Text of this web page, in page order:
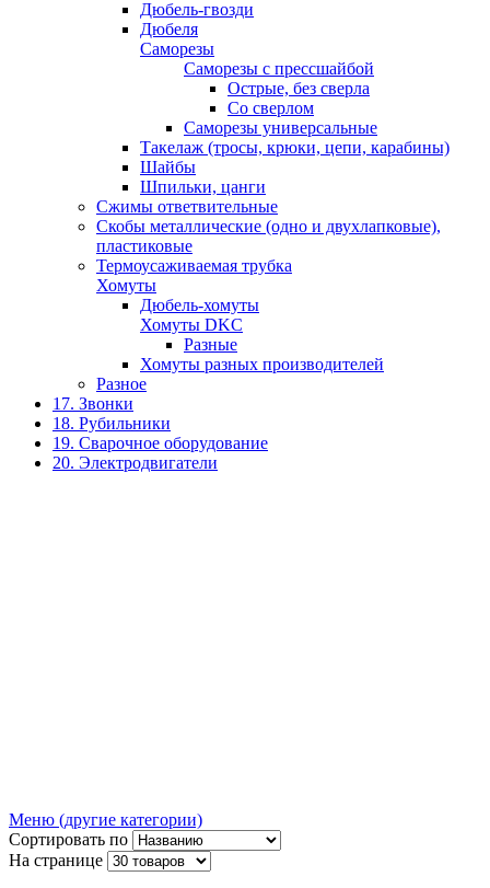
Дюбель-гвозди
Дюбеля
Саморезы
Саморезы с прессшайбой
Острые, без сверла
Со сверлом
Саморезы универсальные
Такелаж (тросы, крюки, цепи, карабины)
Шайбы
Шпильки, цанги
Сжимы ответвительные
Скобы металлические (одно и двухлапковые),
пластиковые
Термоусаживаемая трубка
Хомуты
Дюбель-хомуты
Хомуты DKC
Разные
Хомуты разных производителей
Разное
17. Звонки
18. Рубильники
19. Сварочное оборудование
20. Электродвигатели
Меню (другие категории)
Сортировать по
На странице